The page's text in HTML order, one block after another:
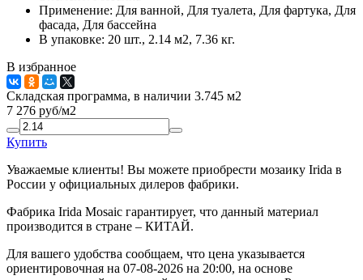
Применение: Для ванной, Для туалета, Для фартука, Для
фасада, Для бассейна
В упаковке: 20 шт., 2.14 м2, 7.36 кг.
В избранное
Складская программа, в наличии 3.745 м2
7 276 руб/м2
Купить
Уважаемые клиенты! Вы можете приобрести мозаику Irida в
России у официальных дилеров фабрики.
Фабрика Irida Mosaic гарантирует, что данный материал
производится в стране – КИТАЙ.
Для вашего удобства сообщаем, что цена указывается
ориентировочная на 07-08-2026 на 20:00, на основе